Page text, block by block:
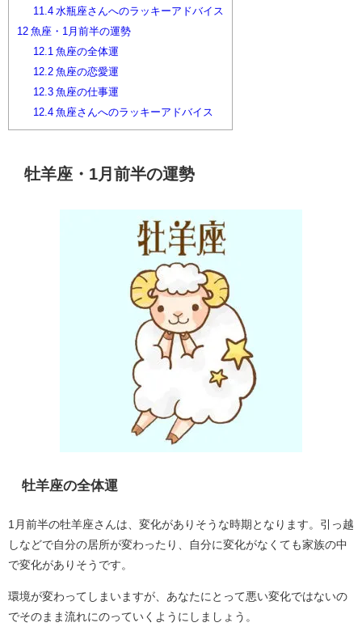
11.4水瓶座さんへのラッキーアドバイス
12 魚座・1月前半の運勢
12.1 魚座の全体運
12.2魚座の恋愛運
12.3魚座の仕事運
12.4魚座さんへのラッキーアドバイス
牡羊座・1月前半の運勢
牡羊座の全体運
1月前半の牡羊座さんは、変化がありそうな時期となります。引っ越
しなどで自分の居所が変わったり、自分に変化がなくても家族の中
で変化がありそうです。
環境が変わってしまいますが、あなたにとって悪い変化ではないの
でそのまま流れにのっていくようにしましょう。